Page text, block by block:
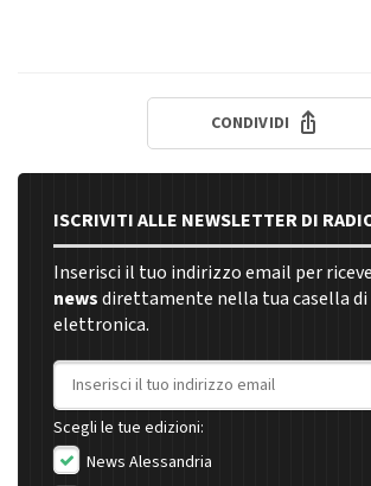
CONDIVIDI
ISCRIVITI ALLE NEWSLETTER DI
Inserisci il tuo indirizzo email per
newsdirettamente nella tua casella
elettronica.
Indirizzo email
Scegli le tue edizioni:
News Alessandria